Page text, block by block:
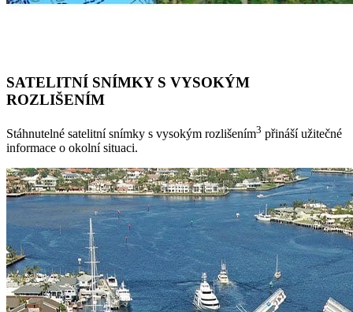
SATELITNÍ SNÍMKY S VYSOKÝM
ROZLIŠENÍM
Stáhnutelné satelitní snímky s vysokým rozlišením3 přináší užitečné
informace o okolní situaci.